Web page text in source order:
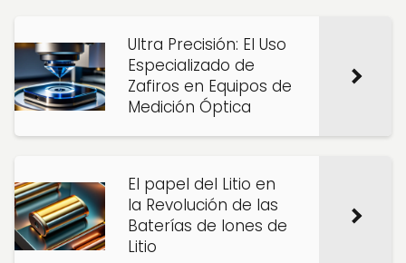
Ultra Precisión: El Uso
Especializado de
Zafiros en Equipos de
Medición Óptica
El papel del Litio en
la Revolución de las
Baterías de Iones de
Litio